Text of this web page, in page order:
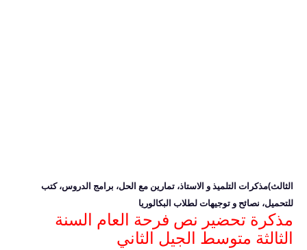
الثالث)مذكرات التلميذ و الاستاذ، تمارين مع الحل، برامج الدروس، كتب
للتحميل، نصائح و توجيهات لطلاب البكالوريا
مذكرة تحضير نص فرحة العام السنة
الثالثة متوسط الجيل الثاني